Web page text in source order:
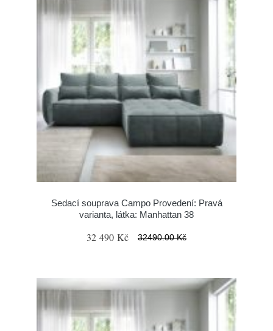
Sedací souprava Campo Provedení: Pravá
varianta, látka: Manhattan 38
32 490 Kč 32490.00 Kč